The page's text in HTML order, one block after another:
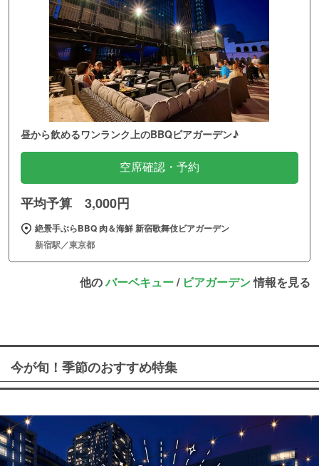
昼から飲めるワンランク上のBBQビアガーデン♪
空席確認・予約
平均予算 3,000円
絶景手ぶらBBQ 肉＆海鮮 新宿歌舞伎ビアガーデン
新宿駅／東京都
他のバーベキュー/ ビアガーデン情報を見る
今が旬！季節のおすすめ特集